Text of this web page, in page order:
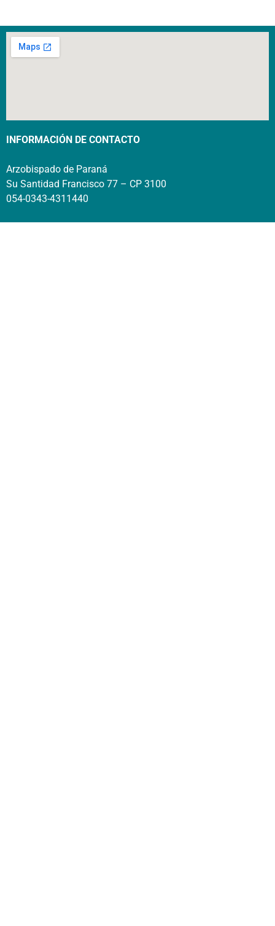
INFORMACIÓN DE CONTACTO
Arzobispado de Paraná
Su Santidad Francisco 77 – CP 3100
054-0343-4311440